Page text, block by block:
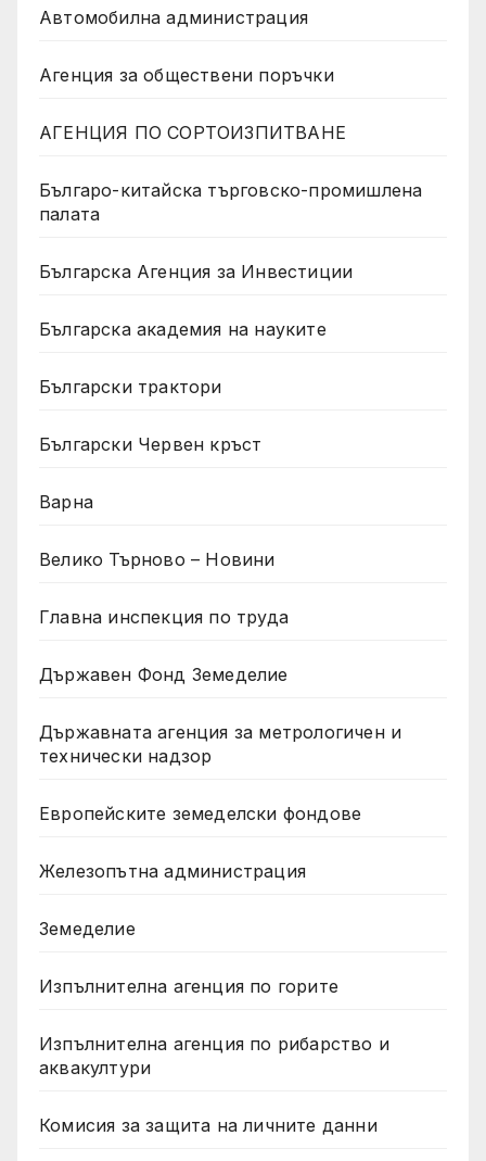
Автомобилна администрация
Агенция за обществени поръчки
АГЕНЦИЯ ПО СОРТОИЗПИТВАНЕ
Българо-китайска търговско-промишлена
палата
Българска Агенция за Инвестиции
Българска академия на науките
Български трактори
Български Червен кръст
Варна
Велико Търново – Новини
Главна инспекция по труда
Държавен Фонд Земеделие
Държавната агенция за метрологичен и
технически надзор
Европейските земеделски фондове
Железопътна администрация
Земеделие
Изпълнителна агенция по горите
Изпълнителна агенция по рибарство и
аквакултури
Комисия за защита на личните данни